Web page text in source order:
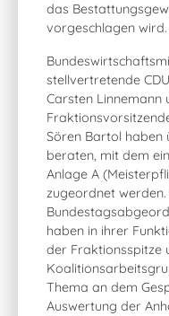
das
vorgeschlagen wird.
stellvertretende
Carsten
Sören Bartol haben
beraten, mit dem
Anlage A
zugeordnet werden.
haben in ihrer
der Fraktionsspitze
Thema an dem
Auswertung der